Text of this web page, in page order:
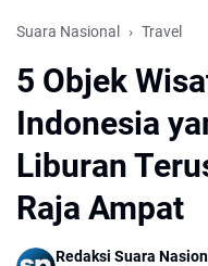
Suara Nasional Travel
5 Objek
Indonesia
Liburan
Raja Ampat
Redaksi Suara